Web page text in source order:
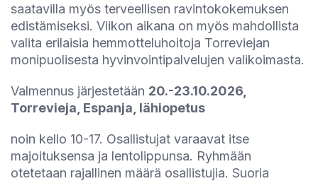
saatavilla myös terveellisen ravintokokemuksen
edistämiseksi. Viikon aikana on myös mahdollista
valita erilaisia hemmotteluhoitoja Torreviejan
monipuolisesta hyvinvointipalvelujen valikoimasta.
Valmennus järjestetään 20.-23.10.2026,
Torrevieja, Espanja, lähiopetus
noin kello 10-17. Osallistujat varaavat itse
majoituksensa ja lentolippunsa. Ryhmään
otetetaan rajallinen määrä osallistujia. Suoria